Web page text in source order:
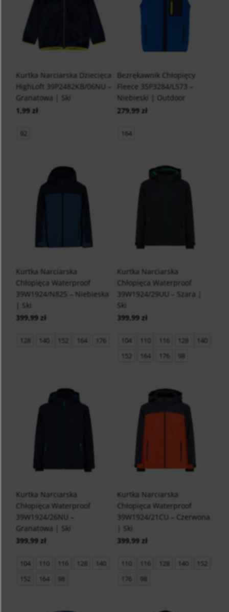
Kurtka Narciarska Dziecięca
HighLoft 39P2482KB/06NU –
Granatowa | Ski
1,99 zł
92
Bezrękawnik Chłopięcy
Fleece 35P3284/L573 –
Niebieski | Outdoor
279,99 zł
164
Kurtka Narciarska
Chłopięca Waterproof
39W1924/N825 – Niebieska
| Ski
399,99 zł
128 140 152 164 176
Kurtka Narciarska
Chłopięca Waterproof
39W1924/29UU – Szara |
Ski
399,99 zł
104 110 116 128
140
152
164 176 98
Kurtka Narciarska
Chłopięca Waterproof
39W1924/26NU –
Granatowa | Ski
399,99 zł
104 110 116 128
140
152
164 98
Kurtka Narciarska
Chłopięca Waterproof
39W1924/21CU – Czerwona
| Ski
399,99 zł
110 116 128 140
152
176
98